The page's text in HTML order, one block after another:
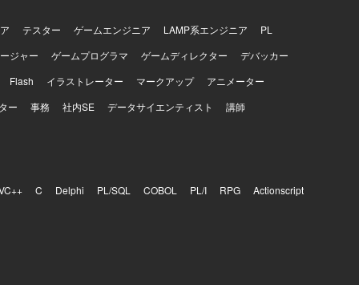
テスター ゲームエンジニア LAMP系エンジニア
PL
ジャー
ゲームプログラマ ゲームディレクター
デバッカー
Flash
イラストレーター マークアップ
アニメーター
ー
事務 社内SE データサイエンティスト 講師
C Delphi PL/SQL COBOL PL/I RPG Actionscript